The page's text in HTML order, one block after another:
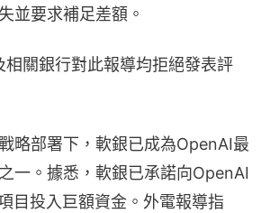
並要求補足差額。
關銀行對此報導均拒絕發表評
略部署下，軟銀已成為OpenAI最
一。據悉，軟銀已承諾向OpenAI
目投入巨額資金。外電報導指